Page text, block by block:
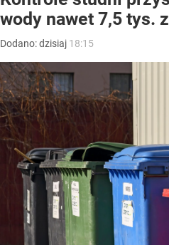
wody nawet 7,5 tys.
Dodano:dzisiaj 18:15